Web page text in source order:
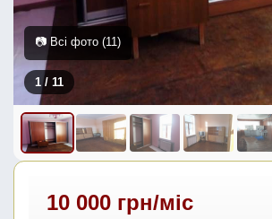
1/ 11
📷 Всі фото (11)
10 000 грн/міс